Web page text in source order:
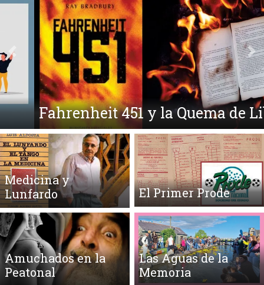
Fahrenheit 451 y la Quema de Libros
Anterior
Medicina y
Lunfardo
El Primer Prode
Amuchados en la
Peatonal
Las Aguas de la
Memoria